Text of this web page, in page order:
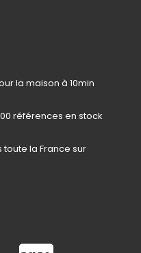
la maison à 10min
références en stock
la France sur